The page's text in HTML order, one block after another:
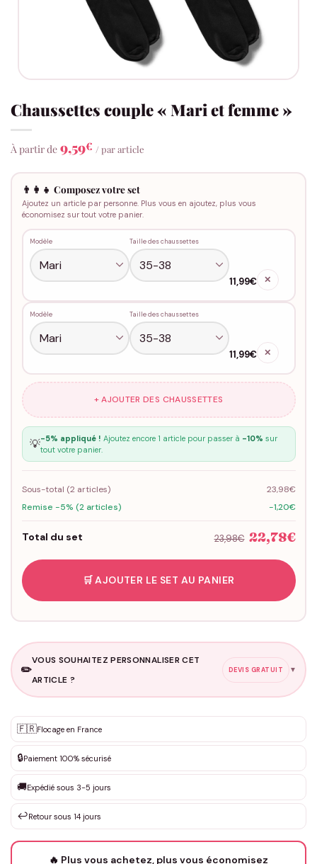
Chaussettes couple « Mari et femme »
À partir de 9,59€ / par article
👨‍👩‍👧 Composez votre set
Ajoutez un article par personne. Plus vous en ajoutez, plus vous
économisez sur tout votre panier.
Modèle Taille des chaussettes
11,99€ ✕
Modèle Taille des chaussettes
11,99€ ✕
+ AJOUTER DES CHAUSSETTES
💡-5% appliqué ! Ajoutez encore 1 article pour passer à -10% sur
tout votre panier.
Sous-total (2articles)
23,98€
Remise -5% (2 articles)
-1,20€
Total du set 23,98€ 22,78€
🛒 AJOUTER LE SET AU PANIER
✏️
VOUS SOUHAITEZ PERSONNALISER CET
ARTICLE ?
DEVIS GRATUIT ▼
✨ Personnalisation sur mesure
DEVIS GRATUIT · Personnalisation de 3 à 10€ selon la demande
Que souhaitez-vous ?*
Votre texte / idée*
🇫🇷Flocage en France
🔒Paiement 100% sécurisé
🚚Expédié sous 3-5 jours
↩️Retour sous 14 jours
🔥 Plus vous achetez, plus vous économisez